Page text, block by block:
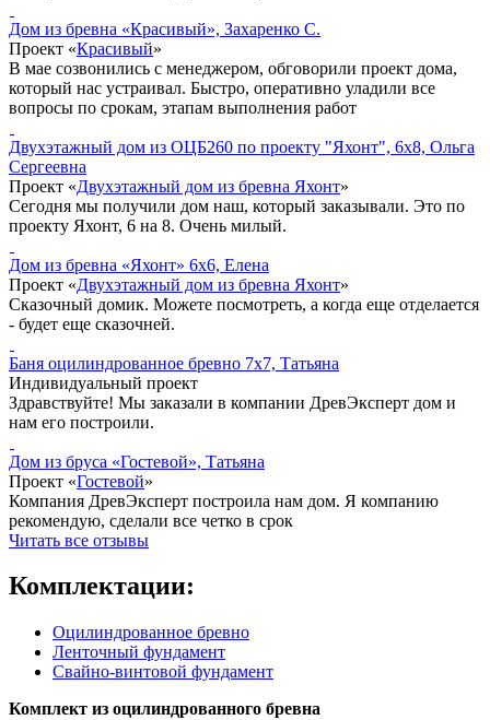
Дом из бревна «Красивый», Захаренко С.
Проект «Красивый»
В мае созвонились с менеджером, обговорили проект дома,
который нас устраивал. Быстро, оперативно уладили все
вопросы по срокам, этапам выполнения работ
Двухэтажный дом из ОЦБ260 по проекту "Яхонт", 6x8, Ольга
Сергеевна
Проект «Двухэтажный дом из бревна Яхонт»
Сегодня мы получили дом наш, который заказывали. Это по
проекту Яхонт, 6 на 8. Очень милый.
Дом из бревна «Яхонт» 6x6, Елена
Проект «Двухэтажный дом из бревна Яхонт»
Сказочный домик. Можете посмотреть, а когда еще отделается
- будет еще сказочней.
Баня оцилиндрованное бревно 7x7, Татьяна
Индивидуальный проект
Здравствуйте! Мы заказали в компании ДревЭксперт дом и
нам его построили.
Дом из бруса «Гостевой», Татьяна
Проект «Гостевой»
Компания ДревЭксперт построила нам дом. Я компанию
рекомендую, сделали все четко в срок
Читать все отзывы
Комплектации:
Оцилиндрованное бревно
Ленточный фундамент
Свайно-винтовой фундамент
Комплект из оцилиндрованного бревна